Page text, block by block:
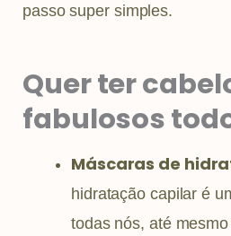
passo super simples.
Quer ter
fabulosos
Máscaras de
hidratação capilar é
todas nós, até